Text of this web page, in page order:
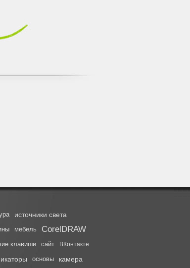
источники света
мебель CorelDRAW
клавиши сайт ВКонтакте
основы камера